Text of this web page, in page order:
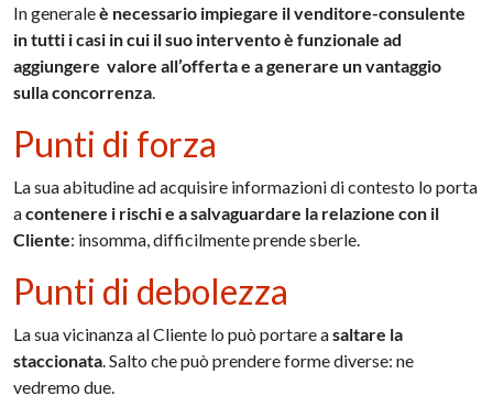
In generaleè necessario impiegare il venditore-consulente
in tutti i casi in cui il suo intervento è funzionale ad
aggiungere valore all’offerta e a generare un vantaggio
sulla concorrenza.
Punti di forza
La sua abitudine ad acquisire informazioni di contesto lo porta
acontenere i rischi e a salvaguardare la relazione con il
Cliente: insomma, difficilmente prende sberle.
Punti di debolezza
La sua vicinanza al Cliente lo può portare asaltare la
staccionata. Salto che può prendere forme diverse: ne
vedremo due.